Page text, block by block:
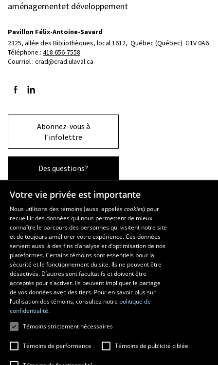
aménagementet développement
Pavillon Félix-Antoine-Savard
2325, allée des Bibliothèques, local 1612, Québec (Québec)  G1V 0A6
Téléphone : 418 656-7558
Courriel : crad@crad.ulaval.ca
Suivez-nous sur Facebook
Suivez-nous sur LinkedIn
Abonnez-vous à
l'infolettre
Des questions?
La Faculté et ses écoles
Faculté d’aménagement, d’architecture, d’art et de design
École d’art
École supérieure d’aménagement du territoire et de développement
régional
École d’architecture
École de design
Votre vie privée est importante
Nous utilisons des témoins (aussi appeléscookies) pour
recueillir des données qui nous permettent de mieux
connaître le parcours des personnes qui visitent notre site
et de toujours améliorer votre expérience. Ces données
servent aussi à des fins d’analyse et d’optimisation de nos
plateformes. Certains témoins sont essentiels pour la
sécurité et le fonctionnement du site. Ils ne peuvent être
désactivés. D’autres sont facultatifs et doivent être
acceptés pour s’activer. Ils peuvent impliquer le partage
de vos données avec des tiers. Pour en savoir plus sur
l’utilisation des témoins, consultez notre politique de
confidentialité.
Témoins strictement nécessaires
Témoins de performance Témoins de publicité ciblée